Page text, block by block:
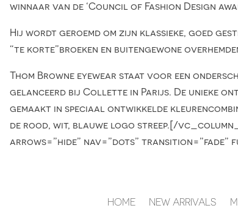
winnaar van de ‘Council of Fashion Design
Hij wordt geroemd om zijn klassieke, goed
“te korte”broeken en buitengewone
Thom Browne eyewear staat voor een
gelanceerd bij Collette in Parijs. De unieke
gemaakt in speciaal ontwikkelde
de rood, wit, blauwe logo streep.[/
arrows=”hide” nav=”dots”
HOME NEW ARRIVALS